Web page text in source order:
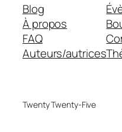
Blog
À propos
FAQ
Auteurs/autrices
Twenty Twenty-Five